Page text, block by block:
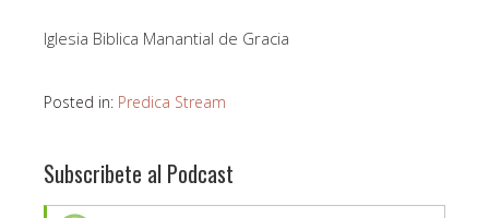
Iglesia Biblica Manantial de Gracia
Posted in: Predica Stream
Subscribete al Podcast